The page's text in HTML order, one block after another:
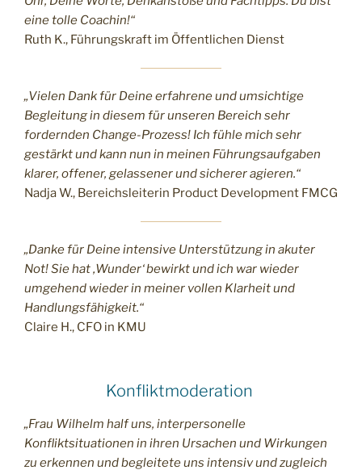
eine tolle Coachin!“
Ruth K., Führungskraft im Öffentlichen Dienst
„Vielen Dank für Deine erfahrene und umsichtige
Begleitung in diesem für unseren Bereich sehr
fordernden Change-Prozess! Ich fühle mich sehr
gestärkt und kann nun in meinen Führungsaufgaben
klarer, offener, gelassener und sicherer agieren.“
Nadja W., Bereichsleiterin Product Development FMCG
„Danke für Deine intensive Unterstützung in akuter
Not! Sie hat ‚Wunder‘ bewirkt und ich war wieder
umgehend wieder in meiner vollen Klarheit und
Handlungsfähigkeit.“
Claire H., CFO in KMU
Konfliktmoderation
„Frau Wilhelm half uns, interpersonelle
Konfliktsituationen in ihren Ursachen und Wirkungen
zu erkennen und begleitete uns intensiv und zugleich